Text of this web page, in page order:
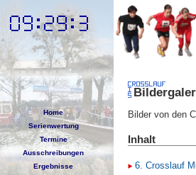
Home
Serienwertung
Termine
Ausschreibungen
Ergebnisse
Bilder von den
Inhalt
6. Crosslauf